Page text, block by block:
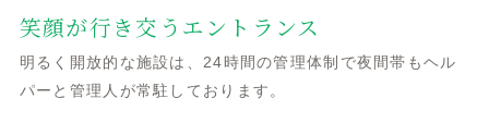
笑顔が行き交うエントランス
明るく開放的な施設は、24時間の管理体制で夜間帯もヘル
パーと管理人が常駐しております。